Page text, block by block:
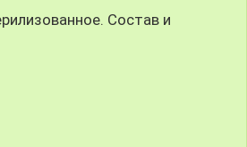
Состав и